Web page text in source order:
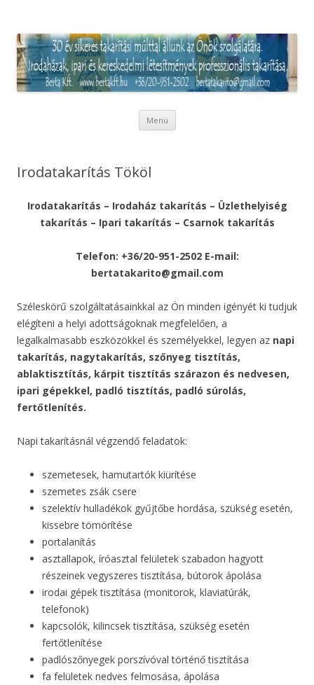
Pest megyében
Menü Kilépés
tartalomba
Irodatakarítás Tököl
Irodatakarítás – Irodaház takarítás – Üzlethelyiség
takarítás – Ipari takarítás – Csarnok takarítás
Telefon: +36/20-951-2502 E-mail:
bertatakarito@gmail.com
Széleskörű szolgáltatásainkkal az Ön minden igényét ki tudjuk
elégíteni a helyi adottságoknak megfelelően, a
legalkalmasabb eszközökkel és személyekkel, legyen az napi
takarítás, nagytakarítás, szőnyeg tisztítás,
ablaktisztítás, kárpit tisztítás szárazon és nedvesen,
ipari gépekkel, padló tisztítás, padló súrolás,
fertőtlenítés.
Napi takarításnál végzendő feladatok:
szemetesek, hamutartók kiürítése
szemetes zsák csere
szelektív hulladékok gyűjtőbe hordása, szükség esetén,
kissebre tömörítése
portalanítás
asztallapok, íróasztal felületek szabadon hagyott
részeinek vegyszeres tisztítása, bútorok ápolása
irodai gépek tisztítása (monitorok, klaviatúrák,
telefonok)
kapcsolók, kilincsek tisztítása, szükség esetén
fertőtlenítése
padlószőnyegek porszívóval történő tisztítása
fa felületek nedves felmosása, ápolása